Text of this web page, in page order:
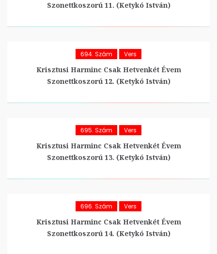
Szonettkoszorú 11. (Ketykó István)
694. Szám Vers
Krisztusi Harminc Csak Hetvenkét Évem
Szonettkoszorú 12. (Ketykó István)
695. Szám Vers
Krisztusi Harminc Csak Hetvenkét Évem
Szonettkoszorú 13. (Ketykó István)
696. Szám Vers
Krisztusi Harminc Csak Hetvenkét Évem
Szonettkoszorú 14. (Ketykó István)